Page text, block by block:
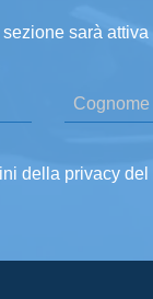
sarà
della privacy